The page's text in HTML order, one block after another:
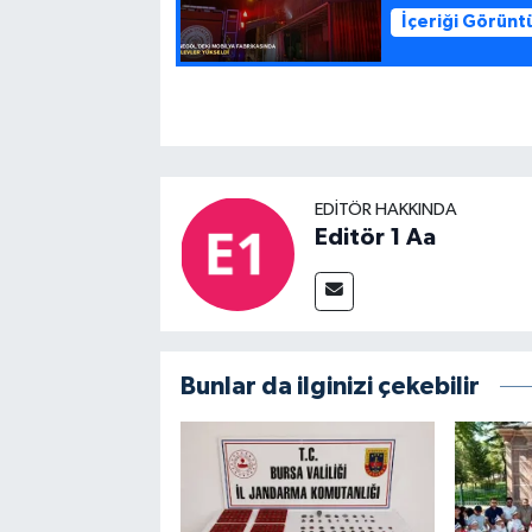
İçeriği
EDITÖR HAKKINDA
Editör 1 Aa
Bunlar da ilginizi çekebilir